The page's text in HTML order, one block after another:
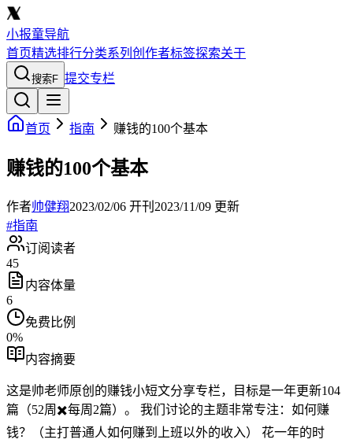
小报童导航
首页精选排行分类系列 创作者标签探索关于
搜索F 提交专栏
首页 指南 赚钱的100个基本
赚钱的100个基本
作者帅健翔2023/02/06 开刊 2023/11/09 更新
#指南
订阅读者
45
内容体量
6
免费比例
0%
内容摘要
这是帅老师原创的赚钱小短文分享专栏，目标是一年更新104
篇（52周✖️每周2篇）。 我们讨论的主题非常专注：如何赚
钱？（主打普通人如何赚到上班以外的收入） 花一年的时